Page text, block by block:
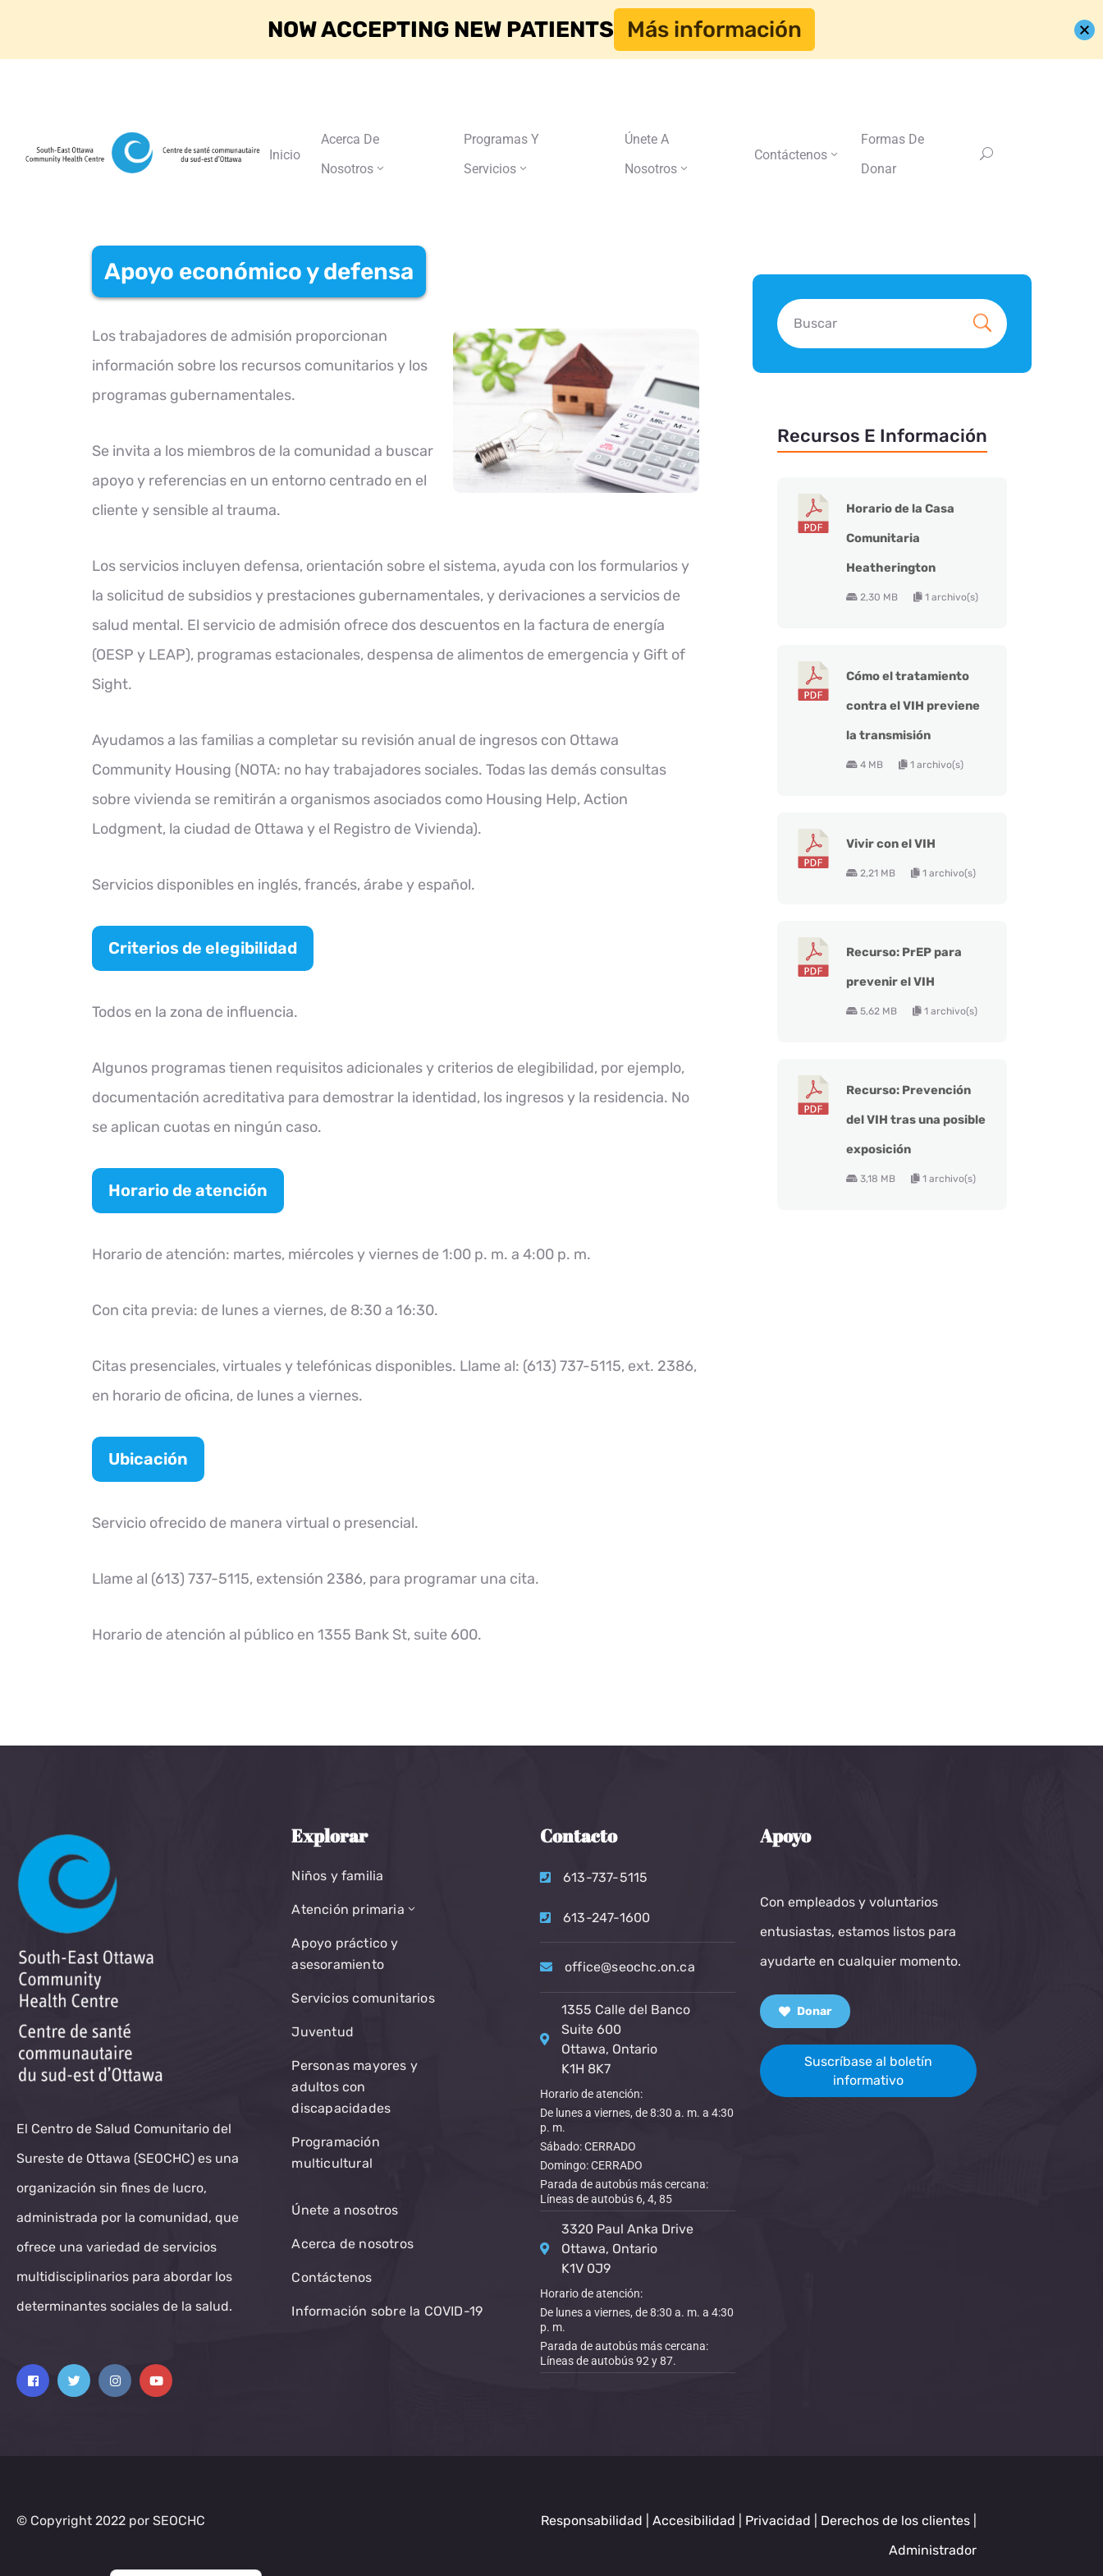
Inicio
Acerca De
Nosotros
Programas Y
Servicios
Únete A
Nosotros
Contáctenos
Formas De
Donar
Apoyo económico y defensa
Los trabajadores de admisión proporcionan
información sobre los recursos comunitarios y los
programas gubernamentales.
Se invita a los miembros de la comunidad a buscar
apoyo y referencias en un entorno centrado en el
cliente y sensible al trauma.
Los servicios incluyen defensa, orientación sobre el sistema, ayuda con los formularios y
la solicitud de subsidios y prestaciones gubernamentales, y derivaciones a servicios de
salud mental. El servicio de admisión ofrece dos descuentos en la factura de energía
(OESP y LEAP), programas estacionales, despensa de alimentos de emergencia y Gift of
Sight.
Ayudamos a las familias a completar su revisión anual de ingresos con Ottawa
Community Housing (NOTA: no hay trabajadores sociales. Todas las demás consultas
sobre vivienda se remitirán a organismos asociados como Housing Help, Action
Lodgment, la ciudad de Ottawa y el Registro de Vivienda).
Servicios disponibles en inglés, francés, árabe y español.
Criterios de elegibilidad
Todos en la zona de influencia.
Algunos programas tienen requisitos adicionales y criterios de elegibilidad, por ejemplo,
documentación acreditativa para demostrar la identidad, los ingresos y la residencia. No
se aplican cuotas en ningún caso.
Horario de atención
Horario de atención: martes, miércoles y viernes de 1:00 p. m. a 4:00 p. m.
Con cita previa: de lunes a viernes, de 8:30 a 16:30.
Citas presenciales, virtuales y telefónicas disponibles. Llame al: (613) 737-5115, ext. 2386,
en horario de oficina, de lunes a viernes.
Ubicación
Servicio ofrecido de manera virtual o presencial.
Llame al (613) 737-5115, extensión 2386, para programar una cita.
Horario de atención al público en 1355 Bank St, suite 600.
Recursos E Información
Horario de la Casa
Comunitaria
Heatherington
2,30 MB 1 archivo(s)
Cómo el tratamiento
contra el VIH previene
la transmisión
4 MB 1 archivo(s)
Vivir con el VIH
2,21 MB 1 archivo(s)
Recurso: PrEP para
prevenir el VIH
5,62 MB 1 archivo(s)
Recurso: Prevención
del VIH tras una posible
exposición
3,18 MB 1 archivo(s)
El Centro de Salud Comunitario del
Sureste de Ottawa (SEOCHC) es una
organización sin fines de lucro,
administrada por la comunidad, que
ofrece una variedad de servicios
multidisciplinarios para abordar los
determinantes sociales de la salud.
Explorar
Niños y familia
Atención primaria
Apoyo práctico y
asesoramiento
Servicios comunitarios
Juventud
Personas mayores y
adultos con
discapacidades
Programación
multicultural
Únete a nosotros
Acerca de nosotros
Contáctenos
Información sobre la COVID-19
Contacto
613-737-5115
613-247-1600
office@seochc.on.ca
1355 Calle del Banco
Suite 600
Ottawa, Ontario
K1H 8K7
Horario de atención:
De lunes a viernes, de 8:30 a. m. a 4:30
p. m.
Sábado: CERRADO
Domingo: CERRADO
Parada de autobús más cercana:
Líneas de autobús 6, 4, 85
3320 Paul Anka Drive
Ottawa, Ontario
K1V 0J9
Horario de atención:
De lunes a viernes, de 8:30 a. m. a 4:30
p. m.
Parada de autobús más cercana:
Líneas de autobús 92 y 87.
Apoyo
Con empleados y voluntarios
entusiastas, estamos listos para
ayudarte en cualquier momento.
Donar
Suscríbase al boletín
informativo
© Copyright 2022 por SEOCHC Responsabilidad Accesibilidad Privacidad Derechos de los clientes
Administrador
NOW ACCEPTING NEW PATIENTS Más información